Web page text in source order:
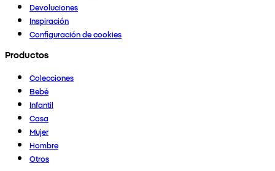
Devoluciones
Inspiración
Configuración de cookies
Productos
Colecciones
Bebé
Infantil
Casa
Mujer
Hombre
Otros